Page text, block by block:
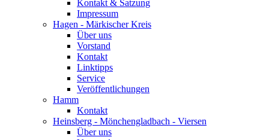
Kontakt & Satzung
Impressum
Hagen - Märkischer Kreis
Über uns
Vorstand
Kontakt
Linktipps
Service
Veröffentlichungen
Hamm
Kontakt
Heinsberg - Mönchengladbach - Viersen
Über uns